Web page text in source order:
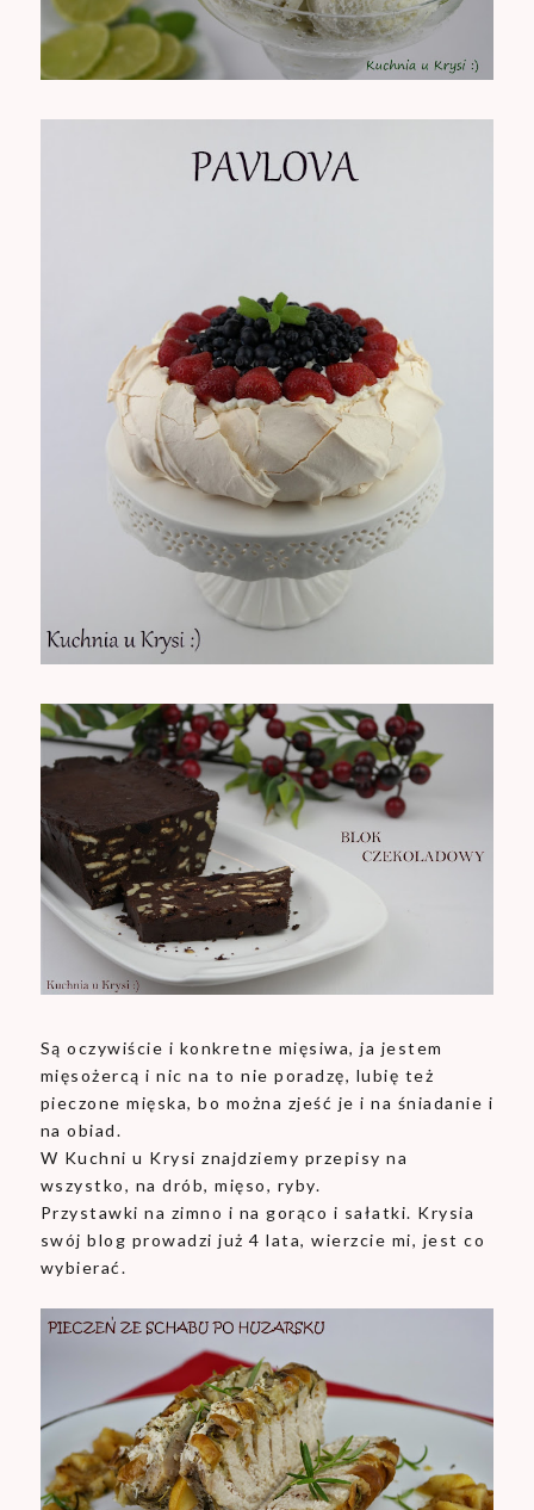
Są oczywiście i konkretne mięsiwa, ja jestem
mięsożercą i nic na to nie poradzę, lubię też
pieczone mięska, bo można zjeść je i na śniadanie i
na obiad.
W Kuchni u Krysi znajdziemy przepisy na
wszystko, na drób, mięso, ryby.
Przystawki na zimno i na gorąco i sałatki. Krysia
swój blog prowadzi już 4 lata, wierzcie mi, jest co
wybierać.